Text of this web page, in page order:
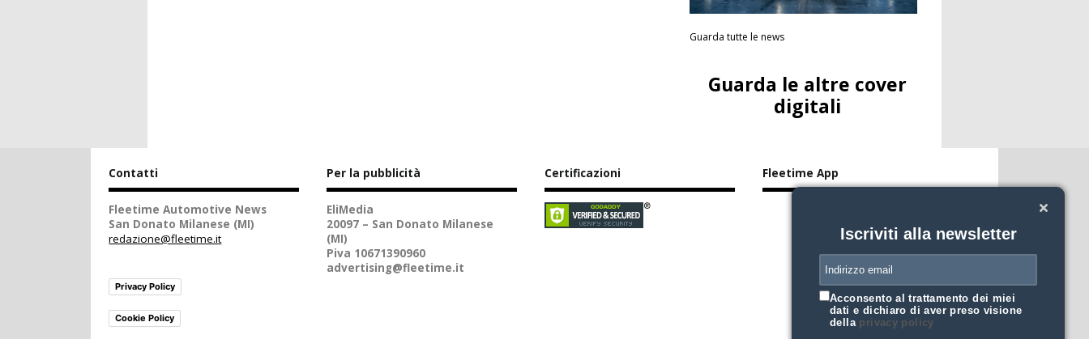
Guarda tutte le news
Iscriviti alla newsletter
Acconsento al trattamento dei miei
dati e dichiaro di aver preso visione
della privacy policy
Guarda le altre cover
digitali
Contatti
Fleetime Automotive News
San Donato Milanese (MI)
redazione@fleetime.it
Privacy Policy
Cookie Policy
Per la pubblicità
EliMedia
20097 – San Donato Milanese
(MI)
Piva 10671390960
advertising@fleetime.it
Certificazioni Fleetime App